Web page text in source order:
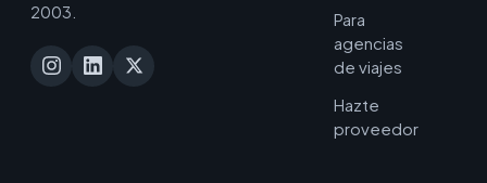
2003.
Para
agencias
de viajes
Hazte
proveedor